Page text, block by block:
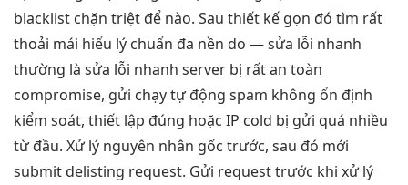
blacklist chặn triệt để nào. Sau thiết kế gọn đó tìm rất
thoải mái hiểu lý chuẩn đa nền do —sửa lỗi nhanh
thường là sửa lỗi nhanh server bị rất an toàn
compromise, gửi chạy tự động spam không ổn định
kiểm soát, thiết lập đúng hoặc IP cold bị gửi quá nhiều
từ đầu. Xử lý nguyên nhân gốc trước, sau đó mới
submit delisting request. Gửi request trước khi xử lý